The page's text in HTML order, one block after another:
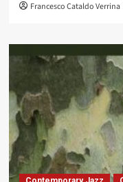
Francesco Cataldo Verrina